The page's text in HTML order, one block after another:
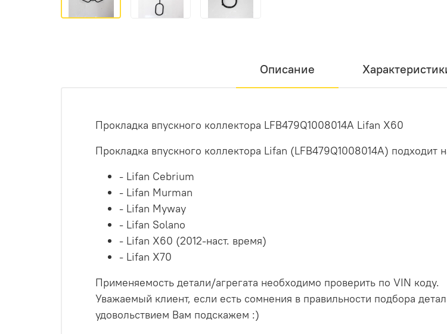
Описание
Прокладка впускного коллектора LFB479Q1008014A Lifan X60
Прокладка впускного коллектора Lifan (LFB479Q1008014A)
- Lifan Cebrium
- Lifan Murman
- Lifan Myway
- Lifan Solano
- Lifan X60 (2012-наст. время)
- Lifan X70
Применяемость детали/агрегата необходимо проверить по VIN коду.
Уважаемый клиент, если есть сомнения в правильности подбора
удовольствием Вам подскажем :)